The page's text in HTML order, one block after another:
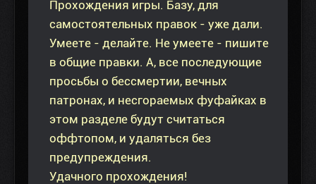
Прохождения игры. Базу, для
самостоятельных правок - уже дали.
Умеете - делайте. Не умеете - пишите
в общие правки. А, все последующие
просьбы о бессмертии, вечных
патронах, и несгораемых фуфайках в
этом разделе будут считаться
оффтопом, и удаляться без
предупреждения.
Удачного прохождения!